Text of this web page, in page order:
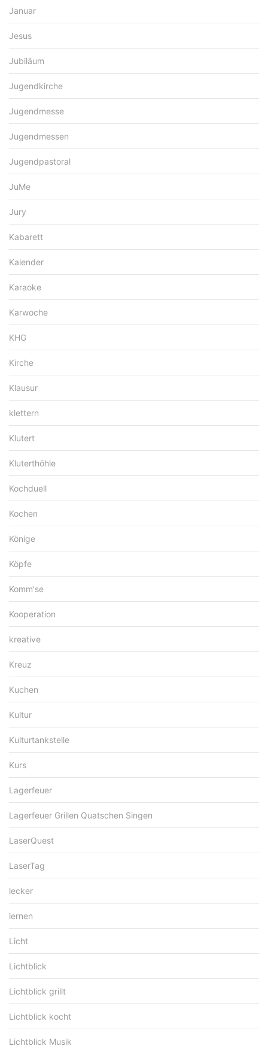
Januar
Jesus
Jubiläum
Jugendkirche
Jugendmesse
Jugendmessen
Jugendpastoral
JuMe
Jury
Kabarett
Kalender
Karaoke
Karwoche
KHG
Kirche
Klausur
klettern
Klutert
Kluterthöhle
Kochduell
Kochen
Könige
Köpfe
Komm'se
Kooperation
kreative
Kreuz
Kuchen
Kultur
Kulturtankstelle
Kurs
Lagerfeuer
Lagerfeuer Grillen Quatschen Singen
LaserQuest
LaserTag
lecker
lernen
Licht
Lichtblick
Lichtblick grillt
Lichtblick kocht
Lichtblick Musik